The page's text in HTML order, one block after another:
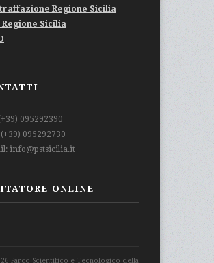
Regione Sicilia
Regione Sicilia
095292390
095292730
info@pstsicilia.it
ONLINE
Parco Scientifico e Tecnologico della